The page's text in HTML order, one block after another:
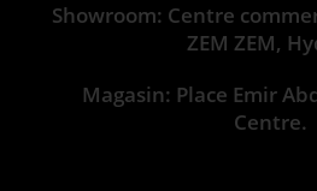
Showroom: Centre
ZEM ZEM,
Magasin: Place Emir
Centre.